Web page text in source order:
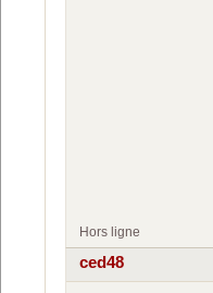
Hors ligne
ced48